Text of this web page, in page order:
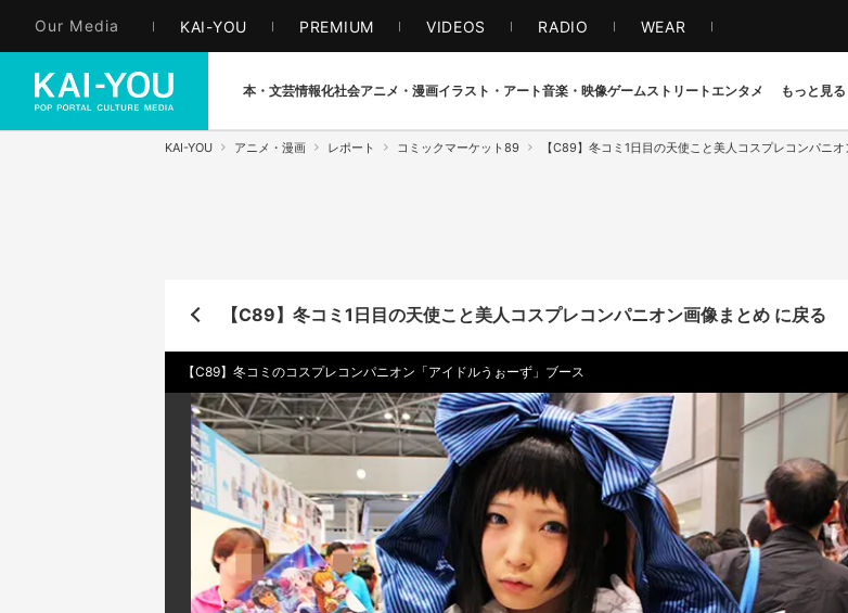
Our Media KAI-YOU PREMIUM VIDEOS RADIO WEAR
本・文芸情報化社会アニメ・漫画イラスト・アート音楽・映像ゲームストリート エンタメ もっと見る
KAI-YOU アニメ・漫画 レポート コミックマーケット89 【C89】冬コミ1日目の天使こと美人コスプレコンパニ
【C89】冬コミ1日目の天使こと美人コスプレコンパニオン画像まとめ に戻る
【C89】冬コミのコスプレコンパニオン「アイドルうぉーず」ブース